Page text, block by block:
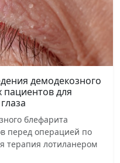
демодекозного
пациентов для
блефарита
перед операцией по
терапия лотиланером